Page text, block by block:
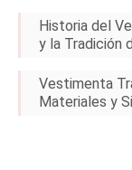
Historia del
y la Tradición
Vestimenta
Materiales y